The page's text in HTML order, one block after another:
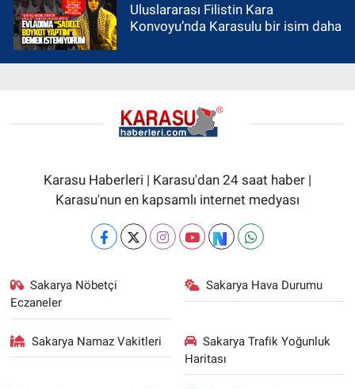
Uluslararası Filistin Kara
Konvoyu’nda Karasulu bir isim daha
Karasu Haberleri | Karasu'dan 24 saat haber |
Karasu'nun en kapsamlı internet medyası
Sakarya Nöbetçi
Eczaneler
Sakarya Hava Durumu
Sakarya Namaz Vakitleri
Sakarya Trafik Yoğunluk
Haritası